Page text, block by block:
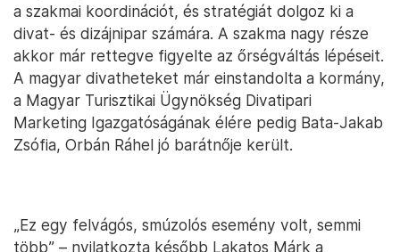
a szakmai koordinációt, és stratégiát dolgoz ki a
divat- és dizájnipar számára. A szakma nagy része
akkor már rettegve figyelte az őrségváltás lépéseit.
A magyar divatheteket már einstandolta a kormány,
a Magyar Turisztikai Ügynökség Divatipari
Marketing Igazgatóságának élére pedig Bata-Jakab
Zsófia, Orbán Ráhel jó barátnője került.
„Ez egy felvágós, smúzolós esemény volt, semmi
több” – nyilatkozta később Lakatos Márk a